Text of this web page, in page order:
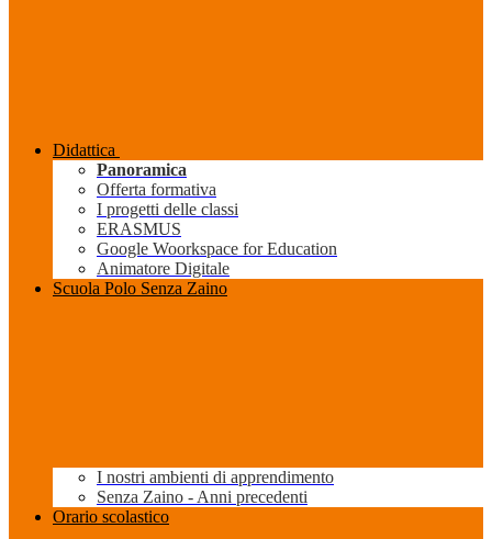
Didattica
Panoramica
Offerta formativa
I progetti delle classi
ERASMUS
Google Woorkspace for Education
Animatore Digitale
Scuola Polo Senza Zaino
I nostri ambienti di apprendimento
Senza Zaino - Anni precedenti
Orario scolastico